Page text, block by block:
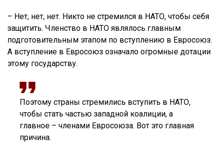
– Нет, нет, нет. Никто не стремился в НАТО, чтобы себя
защитить. Членство в НАТО являлось главным
подготовительным этапом по вступлению в Евросоюз.
А вступление в Евросоюз означало огромные дотации
этому государству.
Поэтому страны стремились вступить в НАТО,
чтобы стать частью западной коалиции, а
главное – членами Евросоюза. Вот это главная
причина.